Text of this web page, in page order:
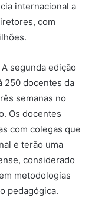
internacional a
com
A segunda edição
250 docentes da
semanas no
Os docentes
com colegas que
e terão uma
considerado
metodologias
pedagógica.